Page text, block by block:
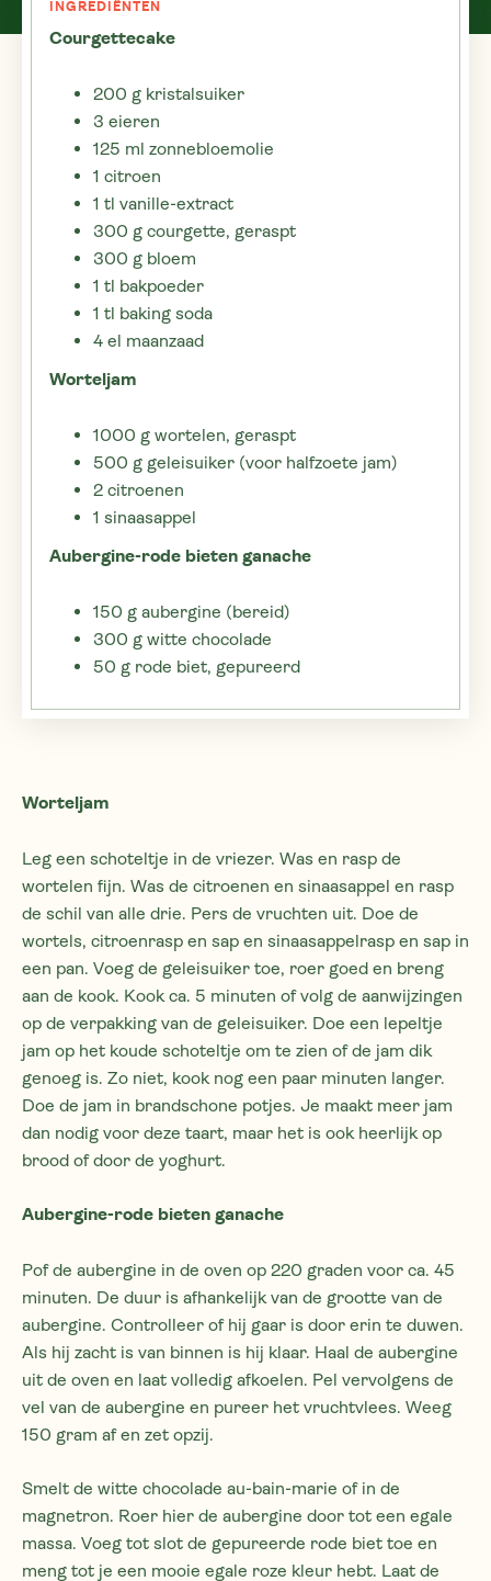
INGREDIËNTEN
Courgettecake
200 g kristalsuiker
3 eieren
125 ml zonnebloemolie
1 citroen
1 tl vanille-extract
300 g courgette, geraspt
300 g bloem
1 tl bakpoeder
1 tl baking soda
4 el maanzaad
Worteljam
1000 g wortelen, geraspt
500 g geleisuiker (voor halfzoete jam)
2 citroenen
1 sinaasappel
Aubergine-rode bieten ganache
150 g aubergine (bereid)
300 g witte chocolade
50 g rode biet, gepureerd
Worteljam
Leg een schoteltje in de vriezer. Was en rasp de
wortelen fijn. Was de citroenen en sinaasappel en rasp
de schil van alle drie. Pers de vruchten uit. Doe de
wortels, citroenrasp en sap en sinaasappelrasp en sap in
een pan. Voeg de geleisuiker toe, roer goed en breng
aan de kook. Kook ca. 5 minuten of volg de aanwijzingen
op de verpakking van de geleisuiker. Doe een lepeltje
jam op het koude schoteltje om te zien of de jam dik
genoeg is. Zo niet, kook nog een paar minuten langer.
Doe de jam in brandschone potjes. Je maakt meer jam
dan nodig voor deze taart, maar het is ook heerlijk op
brood of door de yoghurt.
Aubergine-rode bieten ganache
Pof de aubergine in de oven op 220 graden voor ca. 45
minuten. De duur is afhankelijk van de grootte van de
aubergine. Controlleer of hij gaar is door erin te duwen.
Als hij zacht is van binnen is hij klaar. Haal de aubergine
uit de oven en laat volledig afkoelen. Pel vervolgens de
vel van de aubergine en pureer het vruchtvlees. Weeg
150 gram af en zet opzij.
Smelt de witte chocolade au-bain-marie of in de
magnetron. Roer hier de aubergine door tot een egale
massa. Voeg tot slot de gepureerde rode biet toe en
meng tot je een mooie egale roze kleur hebt. Laat de